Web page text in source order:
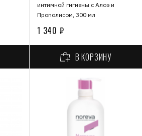
интимной гигиены с Алоэ и
Прополисом, 300 мл
1 340 ₽
В КОРЗИНУ